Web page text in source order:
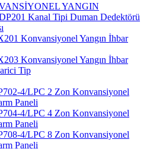
YANGIN
Kanal Tipi Duman Dedektörü
Konvansiyonel Yangın İhbar
Konvansiyonel Yangın İhbar
Tip
4/LPC 2 Zon Konvansiyonel
Paneli
4/LPC 4 Zon Konvansiyonel
Paneli
4/LPC 8 Zon Konvansiyonel
Paneli